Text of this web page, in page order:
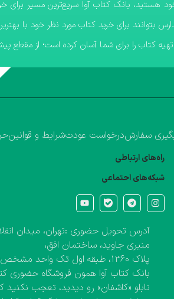
بتوانند برای خرید کتاب مورد نظر خود با
کتاب را برای شما آسان کرده است؛ از مقطع
سفارشدرخواست عودتشرایط و قوانین
راه‌های ارتباطی
شبکه‌های احتماعی
آدرس تحویل حضوری :تهران، میدان
منیری جاوید، ساختمان افق،
پلاک ۱۳۶۰، طبقه اول تک واحد مشخص( کتاب‌فروشی کاشفان)
بانک کتاب آوا همون فروشگاه حضوری
تابلو «کاشفان» رو دیدید، تعجب نکنید